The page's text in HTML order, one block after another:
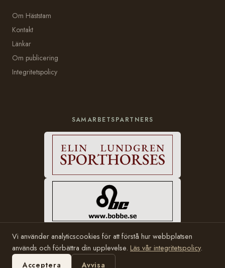
Om Häststam
Kontakt
Länkar
Om publicering
Integritetspolicy
SAMARBETSPARTNERS
© 2006–2026 Häststam.se · Grundad av Karin Halvarsson
Hosting:Bobbe Consulting
Vi använder analyticscookies för att förstå hur webbplatsen
används och förbättra din upplevelse. Läs vår integritetspolicy.
Acceptera
Avvisa